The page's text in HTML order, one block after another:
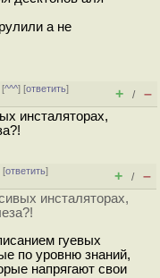
а не
[^^^] [ответить]
+ / –
инсталяторах,
[ответить]
+ / –
инсталяторах,
гуевых
по уровню знаний,
напрягают свои